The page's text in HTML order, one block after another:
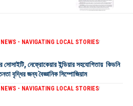
- NAVIGATING LOCAL STORIES
সোসাইটি, নেফ্রোকেয়ার ইন্ডিয়ার সহযোগিতায় কিডনি
বৃদ্ধির জন্য বৈজ্ঞানিক সিম্পোজিয়াম
- NAVIGATING LOCAL STORIES